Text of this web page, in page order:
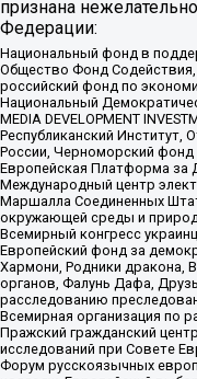
признана
Федерации:
Национальный фонд в
Общество Фонд
российский фонд по
Национальный
MEDIA DEVELOPMENT
Республиканский Институт,
России, Черноморский фонд
Европейская Платформа за
Международный центр
Маршалла Соединенных
окружающей среды и
Всемирный конгресс
Европейский фонд за
Хармони, Родники дракона,
органов, Фалунь Дафа,
расследованию
Всемирная организация по
Пражский гражданский
исследований при Совете
Форум русскоязычных